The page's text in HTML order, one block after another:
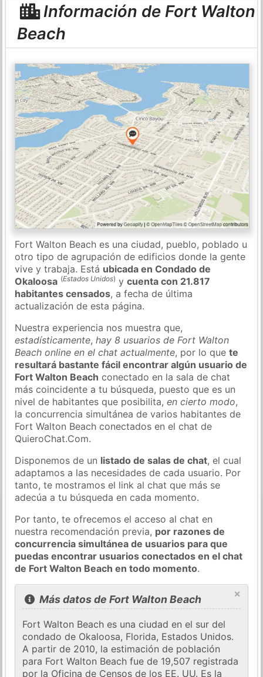
Información de Fort Walton
Beach
Fort Walton Beach es una ciudad, pueblo, poblado u
otro tipo de agrupación de edificios donde la gente
vive y trabaja. Está ubicada en Condado de
Okaloosa (Estados Unidos) ycuenta con 21.817
habitantes censados, a fecha de última
actualización de esta página.
Nuestra experiencia nos muestra que,
estadísticamente,hay 8 usuarios de Fort Walton
Beach online en el chat actualmente, por lo quete
resultará bastante fácil encontrar algún usuario de
Fort Walton Beach conectado en la sala de chat
más coincidente a tu búsqueda, puesto que es un
nivel de habitantes que posibilita,en cierto modo,
la concurrencia simultánea de varios habitantes de
Fort Walton Beach conectados en el chat de
QuieroChat.Com.
Disponemos de un listado de salas de chat, el cual
adaptamos a las necesidades de cada usuario. Por
tanto, te mostramos el link al chat que más se
adecúa a tu búsqueda en cada momento.
Por tanto, te ofrecemos el acceso al chat en
nuestra recomendación previa, por razones de
concurrencia simultánea de usuarios para que
puedas encontrar usuarios conectados en el chat
de Fort Walton Beach en todo momento.
×
Más datos de Fort Walton Beach
Fort Walton Beach es una ciudad en el sur del
condado de Okaloosa, Florida, Estados Unidos.
A partir de 2010, la estimación de población
para Fort Walton Beach fue de 19,507 registrada
por la Oficina de Censos de los EE. UU. Es la